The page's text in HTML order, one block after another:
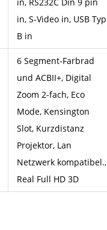
in, S-Video in, USB Typ
B in
6 Segment-Farbrad
und ACBII+, Digital
Zoom 2-fach, Eco
Mode, Kensington
Slot, Kurzdistanz
Projektor, Lan
Netzwerk kompatibel.,
Real Full HD 3D